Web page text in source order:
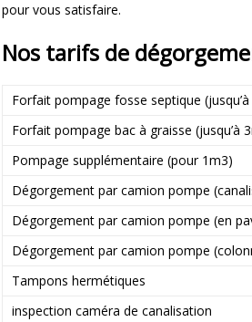
pour vous satisfaire.
Nos tarifs de
Forfait pompage fosse septique
Forfait pompage bac à graisse (jusqu’à
Pompage supplémentaire (pour 1m3)
Dégorgement par camion pompe
Dégorgement par camion pompe (en
Dégorgement par camion pompe
Tampons hermétiques
inspection caméra de canalisation